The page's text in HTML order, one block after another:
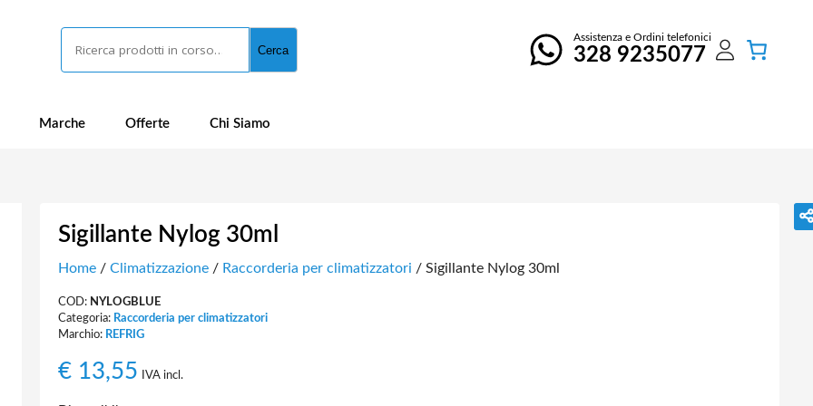
Cerca
Assistenza e Ordini telefonici
328 9235077
Marche Offerte Chi Siamo
Sigillante Nylog 30ml
Home/ Climatizzazione/ Raccorderia per climatizzatori / Sigillante Nylog 30ml
COD: NYLOGBLUE
Categoria: Raccorderia per climatizzatori
Marchio: REFRIG
€13,55 IVA incl.